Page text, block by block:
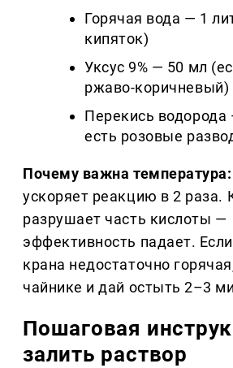
Горячая вода — 1
кипяток)
Уксус 9% — 50 мл
ржаво-коричневый)
Перекись водорода
есть розовые
Почему важна температура:
ускоряет реакцию в 2 раза.
разрушает часть кислоты —
эффективность падает.
крана недостаточно
чайнике и дай остыть 2–3
Пошаговая
залить раствор